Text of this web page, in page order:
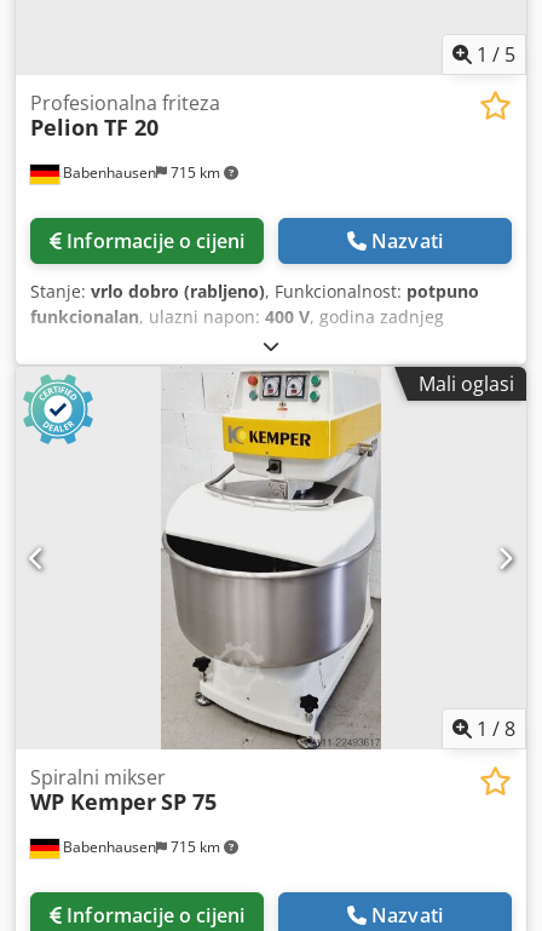
1 / 5
Babenhausen 715 km
Profesionalna friteza
Pelion TF 20
Informacije o cijeni Nazvati
Stanje: vrlo dobro (rabljeno), Funkcionalnost: potpuno
funkcionalan, ulazni napon: 400 V, godina zadnjeg
, vrsta ulazne struje:
Strojno uređaj za premazivanje prženim uljem Pelion TF20
Izvedba od nehrđajućeg čelika 2 rešetke za uranjanje s
posudom za odcjeđivanje u poklopcu za paru Ručno
podesivo grijanje posuda za ulje do 200°C Dsdozrrq Aspfx
Ai Rjck Kapacitet: približno 200 komada/sat Priključak 400V,
utikač 16A-CEE Rabljeno uređaj Posjetite nas!
Mali oglasi
1 /8
Babenhausen 715 km
Spiralni mikser
WP KemperSP 75
Informacije o cijeni Nazvati